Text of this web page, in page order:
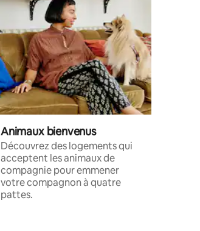
Animaux bienvenus
Découvrez des logements qui
acceptent les animaux de
compagnie pour emmener
votre compagnon à quatre
pattes.